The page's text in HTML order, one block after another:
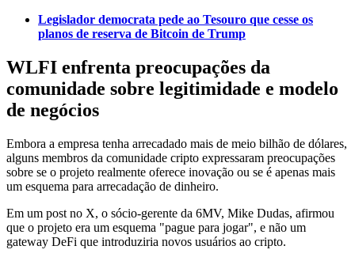
Legislador democrata pede ao Tesouro que cesse os
planos de reserva de Bitcoin de Trump
WLFI enfrenta preocupações da
comunidade sobre legitimidade e modelo
de negócios
Embora a empresa tenha arrecadado mais de meio bilhão de dólares,
alguns membros da comunidade cripto expressaram preocupações
sobre se o projeto realmente oferece inovação ou se é apenas mais
um esquema para arrecadação de dinheiro.
Em um post no X, o sócio-gerente da 6MV, Mike Dudas, afirmou
que o projeto era um esquema "pague para jogar", e não um
gateway DeFi que introduziria novos usuários ao cripto.